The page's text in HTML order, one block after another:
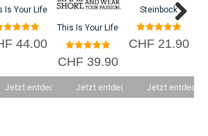
Is Your Life
5.00
von 5
44.00
Jetzt entdecken
This Is Your Life
5.00
von 5
CHF39.90
Jetzt entdecken
Steinbock
5.00
von 5
CHF21.90
Jetzt